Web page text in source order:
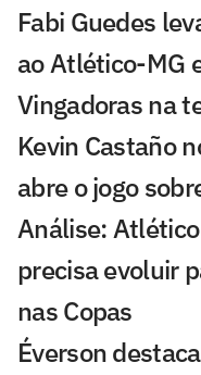
Fabi Guedes
ao Atlético-MG
Vingadoras na
Kevin Castaño
abre o jogo
Análise:
precisa evoluir
nas Copas
Éverson